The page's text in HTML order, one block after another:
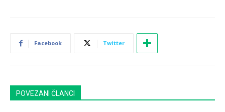
Facebook Twitter
POVEZANI ČLANCI